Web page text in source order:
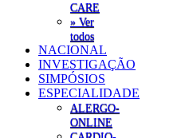
CARE
» Ver
todos
NACIONAL
INVESTIGAÇÃO
SIMPÓSIOS
ESPECIALIDADE
ALERGO-
ONLINE